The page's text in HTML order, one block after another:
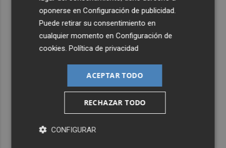
oponerse enConfiguración de publicidad.
Puede retirar su consentimiento en
cualquier momento enConfiguración de
cookies.Política de privacidad
ACEPTAR TODO
RECHAZAR TODO
CONFIGURAR